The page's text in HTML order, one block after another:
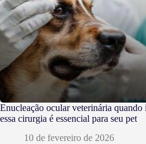
Enucleação ocular veterinária quando
essa cirurgia é essencial para seu pet
10 de fevereiro de 2026